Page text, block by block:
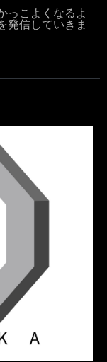
っこよくなるよ
発信していきま